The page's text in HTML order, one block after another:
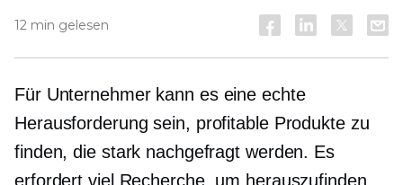
12 min gelesen
Für Unternehmer kann es eine echte
Herausforderung sein, profitable Produkte zu
finden, die stark nachgefragt werden. Es
erfordert viel Recherche, um herauszufinden,